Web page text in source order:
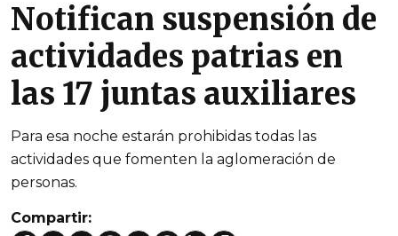
Notifican suspensión de
actividades patrias en
las 17 juntas auxiliares
Para esa noche estarán prohibidas todas las
actividades que fomenten la aglomeración de
personas.
Compartir: